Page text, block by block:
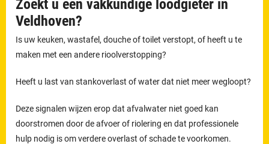
Zoekt u een vakkundige loodgieter in
Veldhoven?
Is uw keuken, wastafel, douche of toilet verstopt, of heeft u te
maken met een andere rioolverstopping?
Heeft u last van stankoverlast of water dat niet meer wegloopt?
Deze signalen wijzen erop dat afvalwater niet goed kan
doorstromen door de afvoer of riolering en dat professionele
hulp nodig is om verdere overlast of schade te voorkomen.